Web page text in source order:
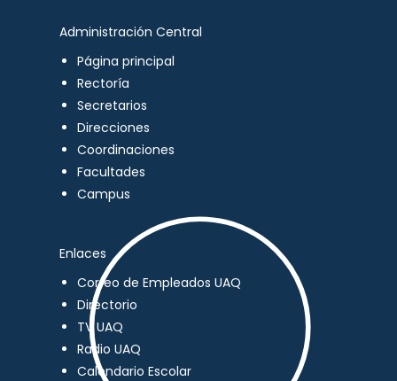
Administración Central
Página principal
Rectoría
Secretarios
Direcciones
Coordinaciones
Facultades
Campus
Enlaces
Correo de Empleados UAQ
Directorio
TV UAQ
Radio UAQ
Calendario Escolar